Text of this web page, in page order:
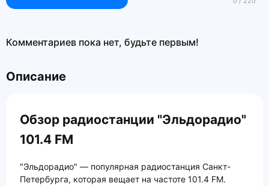
Комментариев пока нет, будьте первым!
Описание
Обзор радиостанции "Эльдорадио"
101.4 FM
"Эльдорадио" — популярная радиостанция Санкт-
Петербурга, которая вещает на частоте 101.4 FM.